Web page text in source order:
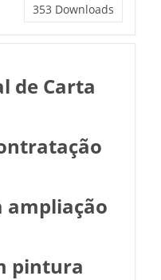
353 Downloads
de Carta
ampliação
pintura